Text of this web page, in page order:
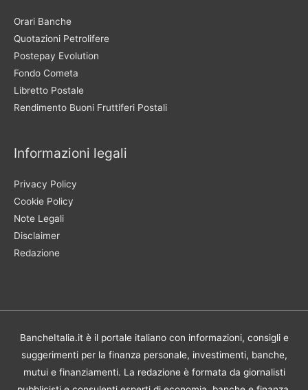
Orari Banche
Quotazioni Petrolifere
Postepay Evolution
Fondo Cometa
Libretto Postale
Rendimento Buoni Fruttiferi Postali
Informazioni legali
Privacy Policy
Cookie Policy
Note Legali
Disclaimer
Redazione
BancheItalia.it è il portale italiano con informazioni, consigli e
suggerimenti per la finanza personale, investimenti, banche,
mutui e finanziamenti. La redazione è formata da giornalisti